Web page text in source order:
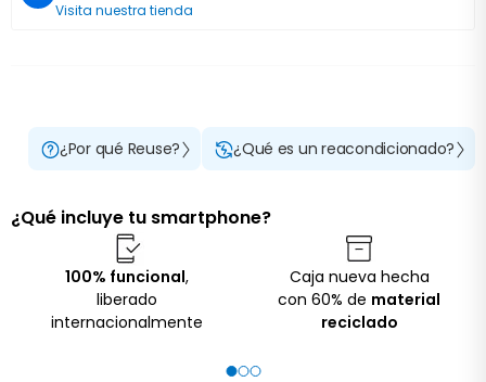
Visita nuestra tienda
¿Por qué Reuse? ¿Qué es un reacondicionado?
¿Qué incluye tu smartphone?
100% funcional,
liberado
internacionalmente
Caja nueva hecha
con 60% de material
reciclado